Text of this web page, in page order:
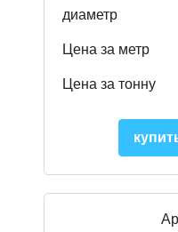
диаметр
Цена за метр
Цена за тонну